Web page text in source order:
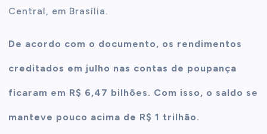
Central, em Brasília.
De acordo com o documento, os rendimentos
creditados em julho nas contas de poupança
ficaram em R$ 6,47 bilhões. Com isso, o saldo se
manteve pouco acima de R$ 1 trilhão.